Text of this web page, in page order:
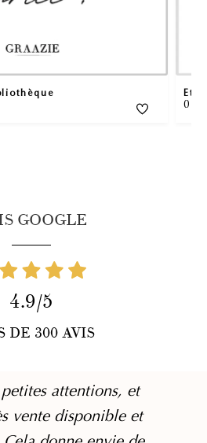
GOOGLE
4.9/5
DE 300 AVIS
attentions, et
vente disponible et